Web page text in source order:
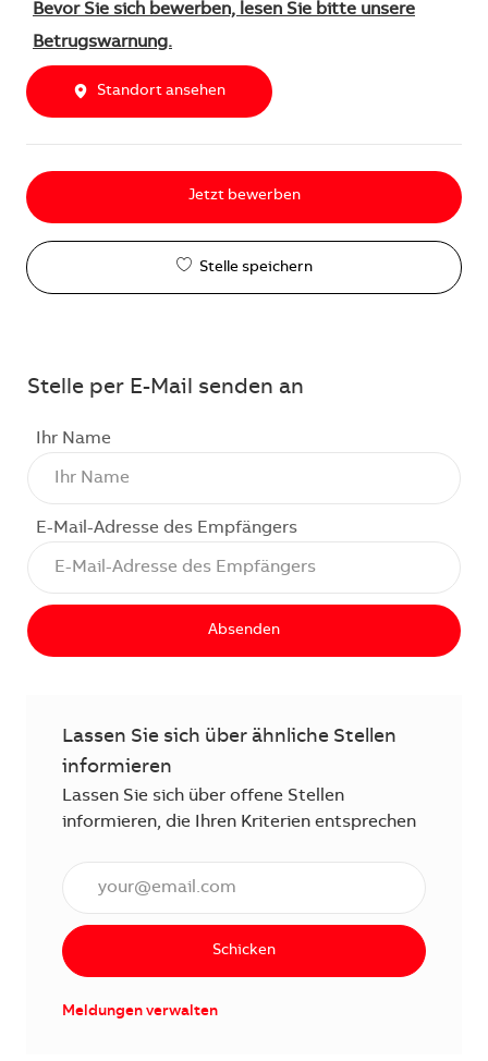
Bevor Sie sich bewerben, lesen Sie bitte unsere
Betrugswarnung.
Standort ansehen
Jetzt bewerben
Stelle speichern
Stelle per E-Mail senden an
Ihr Name
E-Mail-Adresse des Empfängers
Absenden
Lassen Sie sich über ähnliche Stellen
informieren
Lassen Sie sich über offene Stellen
informieren, die Ihren Kriterien entsprechen
Schicken
Meldungen verwalten